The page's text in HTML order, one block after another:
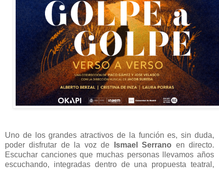
Uno de los grandes atractivos de la función es, sin duda,
poder disfrutar de la voz de
Ismael Serrano en directo.
Escuchar canciones que muchas personas llevamos años
escuchando, integradas dentro de una propuesta teatral,